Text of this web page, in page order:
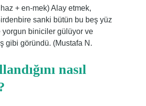
+ en-mek) Alay etmek,
sanki bütün bu beş yüz
yorgun biniciler gülüyor ve
gibi göründü. (Mustafa N.
nasıl